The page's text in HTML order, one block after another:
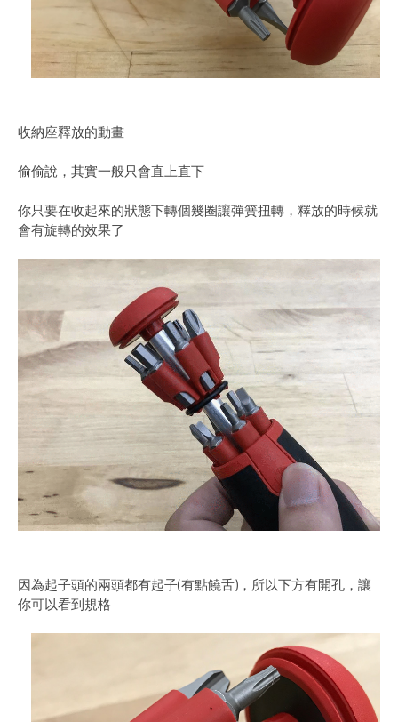
收納座釋放的動畫
偷偷說，其實一般只會直上直下
你只要在收起來的狀態下轉個幾圈讓彈簧扭轉，釋放的時候就
會有旋轉的效果了
因為起子頭的兩頭都有起子(有點饒舌)，所以下方有開孔，讓
你可以看到規格